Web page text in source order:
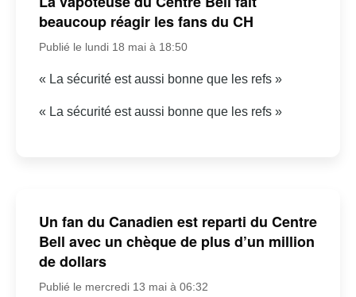
beaucoup réagir les fans du CH
Publié le lundi 18 mai à 18:50
« La sécurité est aussi bonne que les refs »
« La sécurité est aussi bonne que les refs »
Un fan du Canadien est reparti du Centre
Bell avec un chèque de plus d’un million
de dollars
Publié le mercredi 13 mai à 06:32